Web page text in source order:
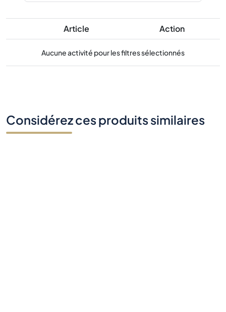
Article Action
Aucune activité pour les filtres sélectionnés
Considérez ces produits similaires